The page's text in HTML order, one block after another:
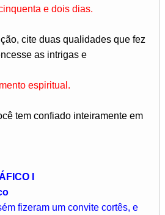
e dois dias.
cite duas qualidades que fez
as intrigas e
espiritual.
tem confiado inteiramente em
I
fizeram um convite cortês, e